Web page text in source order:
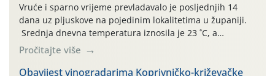
Vruće i sparno vrijeme prevladavalo je posljednjih 14
dana uz pljuskove na pojedinim lokalitetima u županiji.
Srednja dnevna temperatura iznosila je 23 ˚C, a
maksimalne su posljednjih dana dosezale do 35 ˚C.
Simptome plamenjače vinove loze (Plasmoparas
viticola) vidljivi su na zapercima i vršnom mladom lišću.
Pročitajte više
Obavijest vinogradarima Koprivničko-križevačke